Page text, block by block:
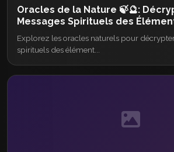
Oracles de la Nature 🍃🔮:
Messages Spirituels des
Explorez les oracles naturels pour
spirituels des élément...